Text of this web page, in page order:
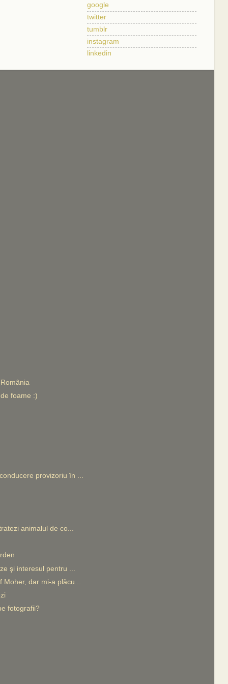
google
twitter
tumblr
instagram
linkedin
foame :)
provizoriu în ...
animalul de co...
şi interesul pentru ...
dar mi-a plăcu...
fotografii?